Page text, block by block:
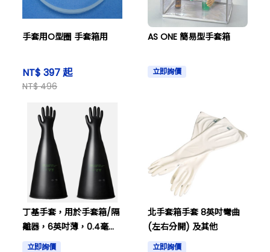
手套用O型圈 手套箱用
NT$ 397 起
NT$ 496
AS ONE 簡易型手套箱
立即詢價
丁基手套，用於手套箱/隔
離器，6英吋薄，0.4毫
米，手部尺寸 8.5英吋，長
立即詢價
北手套箱手套 8英吋彎曲
(左右分開) 及其他
立即詢價